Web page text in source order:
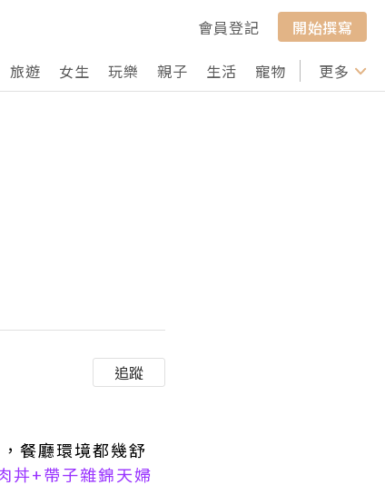
會員登記
開始撰寫
旅遊 女生 玩樂 親子 生活 寵物 行山 打卡
更多
追蹤
，餐廳環境都幾舒
丼+帶子雜錦天婦